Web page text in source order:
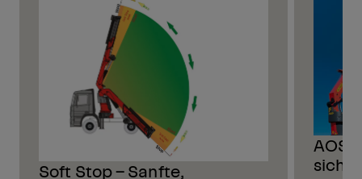
Soft Stop – Sanfte,
AOS